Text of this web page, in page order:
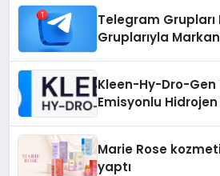
Telegram
Gruplarıyla
Kleen-Hy-Dro-Gen
Emisyonlu Hidrojen
Marie Rose
yaptı